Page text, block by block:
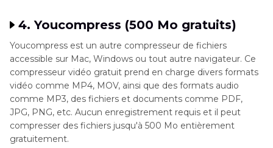
4. Youcompress (500 Mo gratuits)
Youcompress est un autre compresseur de fichiers
accessible sur Mac, Windows ou tout autre navigateur. Ce
compresseur vidéo gratuit prend en charge divers formats
vidéo comme MP4, MOV, ainsi que des formats audio
comme MP3, des fichiers et documents comme PDF,
JPG, PNG, etc. Aucun enregistrement requis et il peut
compresser des fichiers jusqu'à 500 Mo entièrement
gratuitement.